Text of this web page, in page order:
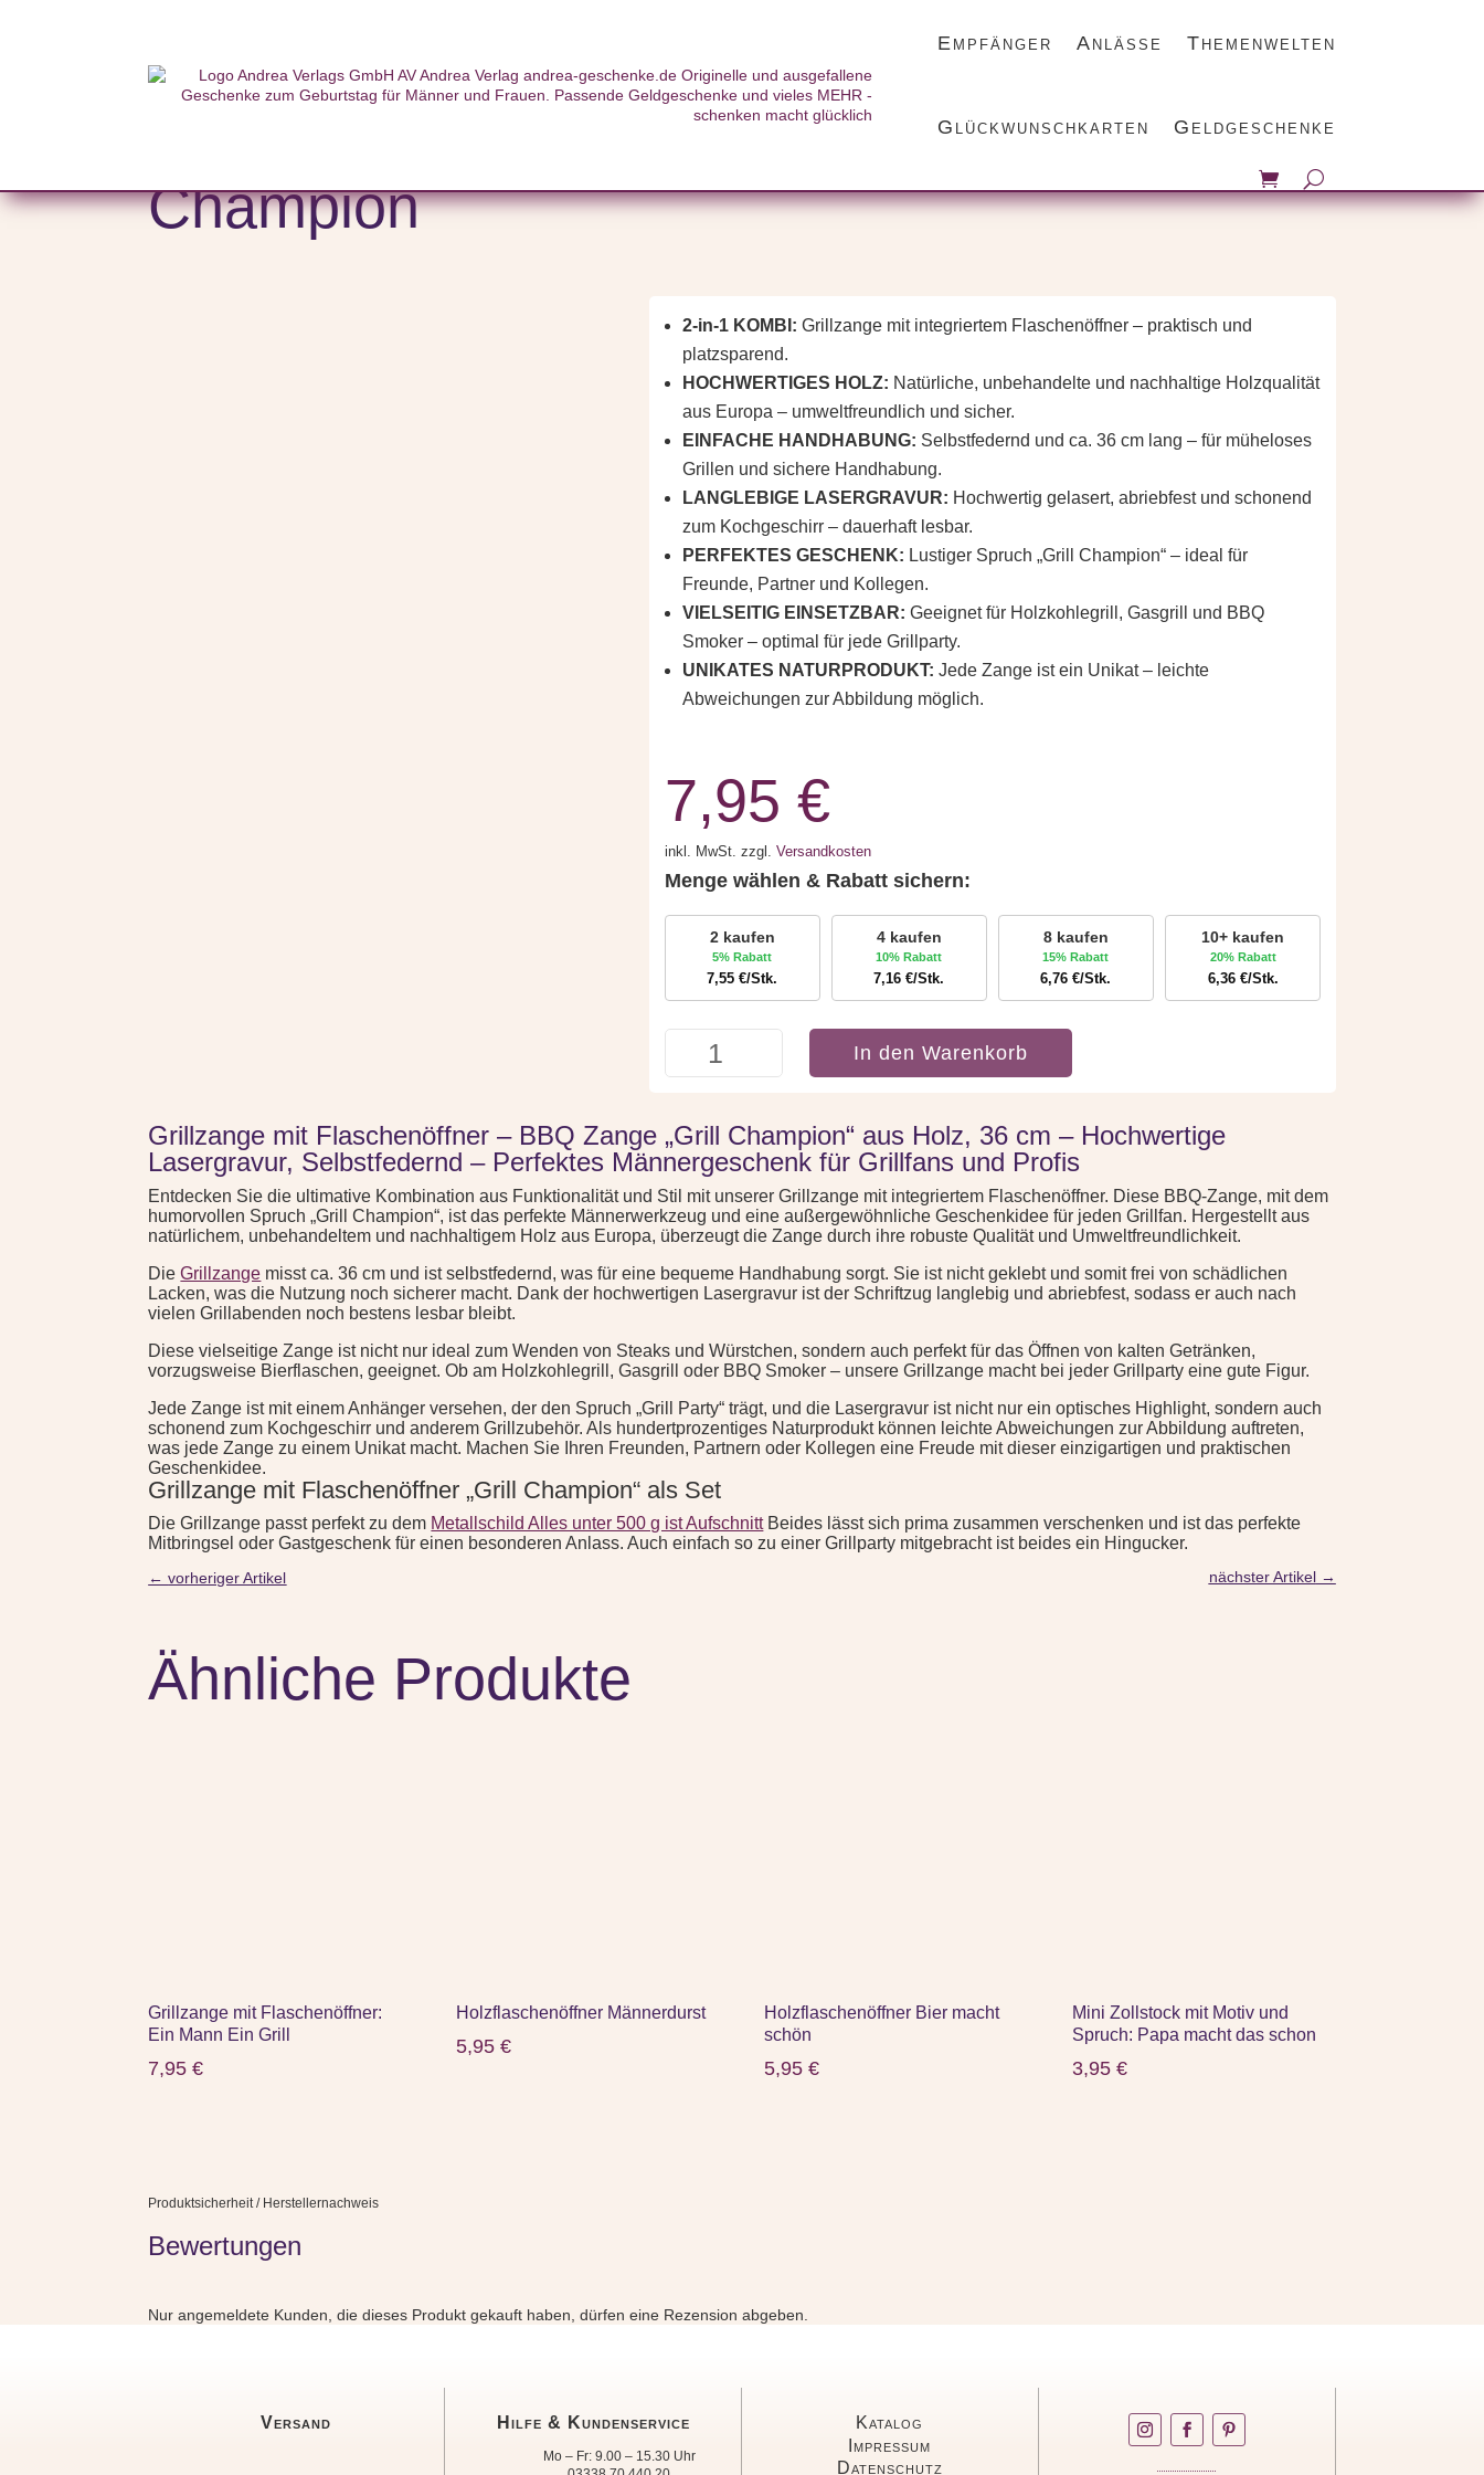
Empfänger Anlässe Themenwelten
Glückwunschkarten Geldgeschenke
Start Themenwelten/ Grillen und Kochen/ Grillzange mit Flaschenöffner: Grill Champion
Grillzange mit Flaschenöffner: Grill
Champion
2-in-1 KOMBI: Grillzange mit integriertem Flaschenöffner – praktisch und
platzsparend.
HOCHWERTIGES HOLZ: Natürliche, unbehandelte und nachhaltige Holzqualität
aus Europa – umweltfreundlich und sicher.
EINFACHE HANDHABUNG: Selbstfedernd und ca. 36 cm lang – für müheloses
Grillen und sichere Handhabung.
LANGLEBIGE LASERGRAVUR: Hochwertig gelasert, abriebfest und schonend
zum Kochgeschirr – dauerhaft lesbar.
PERFEKTES GESCHENK: Lustiger Spruch „Grill Champion“ – ideal für
Freunde, Partner und Kollegen.
VIELSEITIG EINSETZBAR: Geeignet für Holzkohlegrill, Gasgrill und BBQ
Smoker – optimal für jede Grillparty.
UNIKATES NATURPRODUKT: Jede Zange ist ein Unikat – leichte
Abweichungen zur Abbildung möglich.
7,95 €
inkl. MwSt. zzgl. Versandkosten
Menge wählen & Rabatt sichern:
2 kaufen
5% Rabatt
7,55€/Stk.
4 kaufen
10% Rabatt
7,16€/Stk.
8 kaufen
15% Rabatt
6,76€/Stk.
10+ kaufen
20% Rabatt
6,36 €/Stk.
Grillzange
Flaschenöffner:
Menge
In den Warenkorb
Grillzange mit Flaschenöffner – BBQ Zange „Grill Champion“ aus Holz, 36 cm – Hochwertige
Lasergravur, Selbstfedernd – Perfektes Männergeschenk für Grillfans und Profis
Entdecken Sie die ultimative Kombination aus Funktionalität und Stil mit unserer Grillzange mit integriertem Flaschenöffner. Diese BBQ-Zange, mit dem
humorvollen Spruch „Grill Champion“, ist das perfekte Männerwerkzeug und eine außergewöhnliche Geschenkidee für jeden Grillfan. Hergestellt aus
natürlichem, unbehandeltem und nachhaltigem Holz aus Europa, überzeugt die Zange durch ihre robuste Qualität und Umweltfreundlichkeit.
DieGrillzange misst ca. 36 cm und ist selbstfedernd, was für eine bequeme Handhabung sorgt. Sie ist nicht geklebt und somit frei von schädlichen
Lacken, was die Nutzung noch sicherer macht. Dank der hochwertigen Lasergravur ist der Schriftzug langlebig und abriebfest, sodass er auch nach
vielen Grillabenden noch bestens lesbar bleibt.
Diese vielseitige Zange ist nicht nur ideal zum Wenden von Steaks und Würstchen, sondern auch perfekt für das Öffnen von kalten Getränken,
vorzugsweise Bierflaschen, geeignet. Ob am Holzkohlegrill, Gasgrill oder BBQ Smoker – unsere Grillzange macht bei jeder Grillparty eine gute Figur.
Jede Zange ist mit einem Anhänger versehen, der den Spruch „Grill Party“ trägt, und die Lasergravur ist nicht nur ein optisches Highlight, sondern auch
schonend zum Kochgeschirr und anderem Grillzubehör. Als hundertprozentiges Naturprodukt können leichte Abweichungen zur Abbildung auftreten,
was jede Zange zu einem Unikat macht. Machen Sie Ihren Freunden, Partnern oder Kollegen eine Freude mit dieser einzigartigen und praktischen
Geschenkidee.
Grillzange mit Flaschenöffner „Grill Champion“ als Set
Die Grillzange passt perfekt zu dem Metallschild Alles unter 500 g ist AufschnittBeides lässt sich prima zusammen verschenken und ist das perfekte
Mitbringsel oder Gastgeschenk für einen besonderen Anlass. Auch einfach so zu einer Grillparty mitgebracht ist beides ein Hingucker.
←vorheriger Artikel nächster Artikel→
Ähnliche Produkte
Grillzange mit Flaschenöffner:
Ein Mann Ein Grill
7,95€
Holzflaschenöffner Männerdurst
5,95€
Holzflaschenöffner Bier macht
schön
5,95€
Mini Zollstock mit Motiv und
Spruch: Papa macht das schon
3,95€
Produktsicherheit / Herstellernachweis
Bewertungen
Nur angemeldete Kunden, die dieses Produkt gekauft haben, dürfen eine Rezension abgeben.
Versand Hilfe & Kundenservice
Mo – Fr: 9.00 – 15.30 Uhr
Katalog
Impressum
Datenschutz